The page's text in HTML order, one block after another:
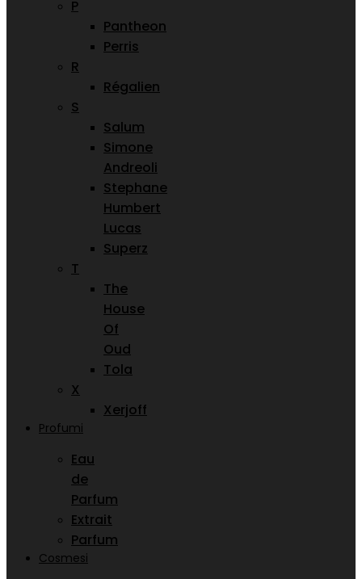
P
Pantheon
Perris
R
Régalien
S
Salum
Simone
Andreoli
Stephane
Humbert
Lucas
Superz
T
The
House
Of
Oud
Tola
X
Xerjoff
Profumi
Eau
de
Parfum
Extrait
Parfum
Cosmesi